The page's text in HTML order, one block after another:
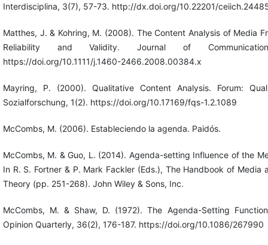
Interdisciplina, 3(7), 57-73. http://dx.doi.org/10.22201/
Matthes, J. & Kohring, M. (2008). The Content Analysis of Media
Reliability and Validity. Journal of
https://doi.org/10.1111/j.1460-2466.2008.00384.x
Mayring, P. (2000). Qualitative Content Analysis. Forum:
Sozialforschung, 1(2). https://doi.org/10.17169/fqs-1.2.1089
McCombs, M. (2006). Estableciendo la agenda. Paidós.
McCombs, M. & Guo, L. (2014). Agenda-setting Influence of the
In R. S. Fortner & P. Mark Fackler (Eds.), The Handbook of Media
Theory (pp. 251-268). John Wiley & Sons, Inc.
McCombs, M. & Shaw, D. (1972). The Agenda-Setting
Opinion Quarterly, 36(2), 176-187. https://doi.org/10.1086/267990